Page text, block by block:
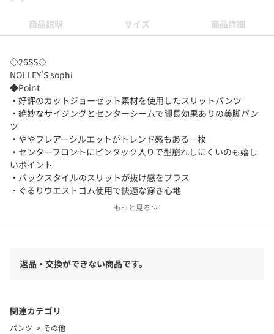
商品説明 サイズ 商品詳細
◇26SS◇
NOLLEY'S sophi
◆Point
・好評のカットジョーゼット素材を使用したスリットパンツ
・絶妙なサイジングとセンターシームで脚長効果ありの美脚パン
ツ
・ややフレアーシルエットがトレンド感もある一枚
・センターフロントにピンタック入りで型崩れしにくいのも嬉し
いポイント
・バックスタイルのスリットが抜け感をプラス
・ぐるりウエストゴム使用で快適な穿き心地
・オフ(11)のみ防透け生地を使用
末永くご愛用頂くために、アテンションタグを必ずご確認の上、
気になる商品は、お気に入り登録がオススメです！
クーポン情報、入荷情報が、通知されるようになります。
もっと見る
返品・交換ができない商品です。
関連カテゴリ
パンツ その他